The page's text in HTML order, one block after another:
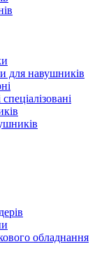
для навушників
обладнання